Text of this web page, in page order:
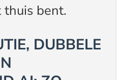
thuis bent.
DUBBELE